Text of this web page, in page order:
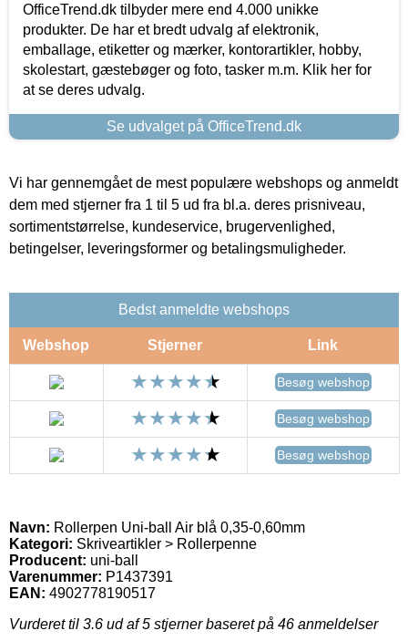
OfficeTrend.dk tilbyder mere end 4.000 unikke
produkter. De har et bredt udvalg af elektronik,
emballage, etiketter og mærker, kontorartikler, hobby,
skolestart, gæstebøger og foto, tasker m.m. Klik her for
at se deres udvalg.
Se udvalget på OfficeTrend.dk
Vi har gennemgået de mest populære webshops og anmeldt
dem med stjerner fra 1 til 5 ud fra bl.a. deres prisniveau,
sortimentstørrelse, kundeservice, brugervenlighed,
betingelser, leveringsformer og betalingsmuligheder.
Bedst anmeldte webshops
Webshop Stjerner Link
Besøg webshop
Besøg webshop
Besøg webshop
Navn: Rollerpen Uni-ball Air blå 0,35-0,60mm
Kategori: Skriveartikler > Rollerpenne
Producent: uni-ball
Varenummer: P1437391
EAN: 4902778190517
Vurderet til 3.6 ud af 5 stjerner baseret på 46 anmeldelser